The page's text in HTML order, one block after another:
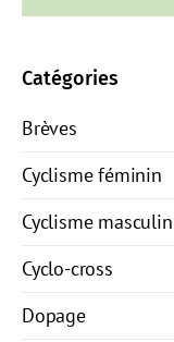
Catégories
Brèves
Cyclisme féminin
Cyclisme masculin
Cyclo-cross
Dopage